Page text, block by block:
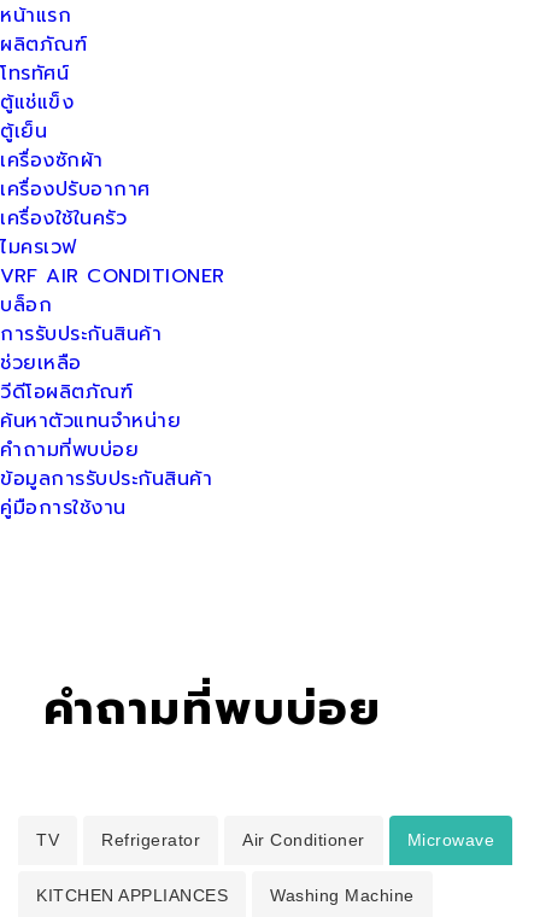
หน้าแรก
ผลิตภัณฑ์
โทรทัศน์
ตู้แช่แข็ง
ตู้เย็น
เครื่องซักผ้า
เครื่องปรับอากาศ
เครื่องใช้ในครัว
ไมครเวฟ
VRF AIR CONDITIONER
บล็อก
การรับประกันสินค้า
ช่วยเหลือ
วีดีโอผลิตภัณฑ์
ค้นหาตัวแทนจำหน่าย
คำถามที่พบบ่อย
ข้อมูลการรับประกันสินค้า
คู่มือการใช้งาน
คำถามที่พบบ่อย
TV Refrigerator Air Conditioner Microwave
KITCHEN APPLIANCES Washing Machine